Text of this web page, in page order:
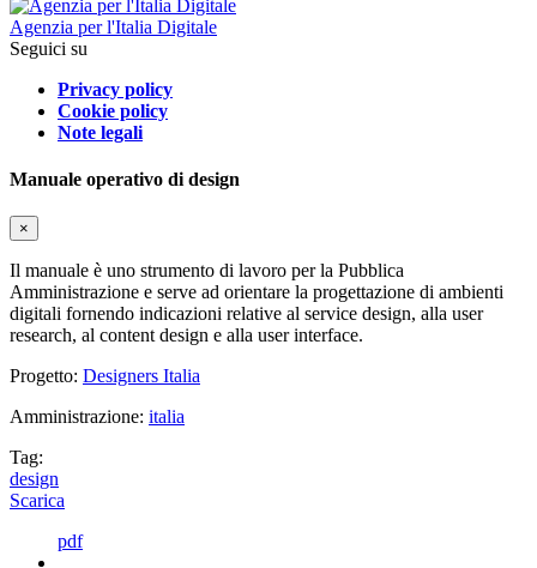
Agenzia per l'Italia Digitale
Seguici su
Privacy policy
Cookie policy
Note legali
Manuale operativo di design
×
Il manuale è uno strumento di lavoro per la Pubblica
Amministrazione e serve ad orientare la progettazione di ambienti
digitali fornendo indicazioni relative al service design, alla user
research, al content design e alla user interface.
Progetto: Designers Italia
Amministrazione: italia
Tag:
design
Scarica
pdf